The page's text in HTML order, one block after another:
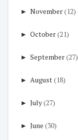
► November(12)
► October(21)
► September(27)
► August(18)
► July(27)
► June (30)